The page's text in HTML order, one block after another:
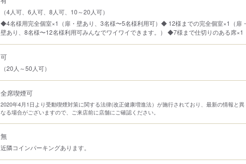
（4人可、6人可、8人可、10～20人可）
◆4名様用完全個室×1（扉・壁あり、3名様〜5名様利用可）◆ 12様までの完全個室×1（扉・
壁あり、8名様〜12名様利用可みんなでワイワイできます。） ◆7様まで仕切りのある席×1
可
（20人～50人可）
全席喫煙可
2020年4月1日より受動喫煙対策に関する法律(改正健康増進法）が施行されており、最新の情報と異
なる場合がございますので、ご来店前に店舗にご確認ください。
無
近隣コインパーキングあります。